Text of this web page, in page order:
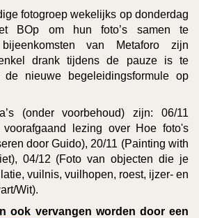
fotogroep wekelijks op donderdag
BOp om hun foto’s samen te
van Metaforo zijn
drank tijdens de pauze is te
nieuwe begeleidingsformule op
(onder voorbehoud) zijn: 06/11
voorafgaand lezing over Hoe foto's
door Guido), 20/11 (Painting with
04/12 (Foto van objecten die je
vuilnis, vuilhopen, roest, ijzer- en
Wit).
ook vervangen worden door een